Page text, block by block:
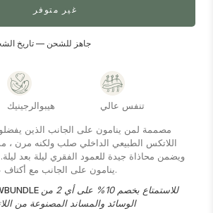
غير متوفر
جاهز للشحن — تاريخ الشحن
هيبوالرجينيك تنفس عالي
مصممة لمن ينامون على الجانب الذين
اللاتكس الطبيعي الداخلي صلب ولكنه مرن ،
ويضمن محاذاة جيدة للعمود الفقري ليلة بعد
ينامون على الجانب مع أكتاف عريضة ولتقليل الشخير.
للاستمتاع بخصم 10% على أي 2 من
الوسائد والمساند المصنوعة من